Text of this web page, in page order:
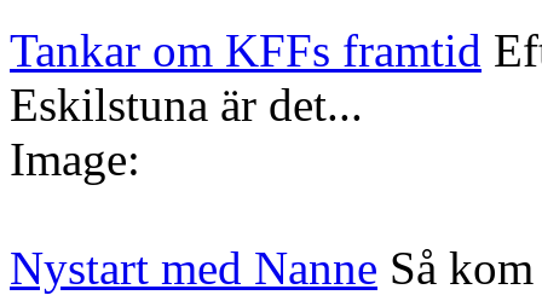
Tankar om KFFs framtid
Eskilstuna är det...
Image:
Nystart med Nanne Så